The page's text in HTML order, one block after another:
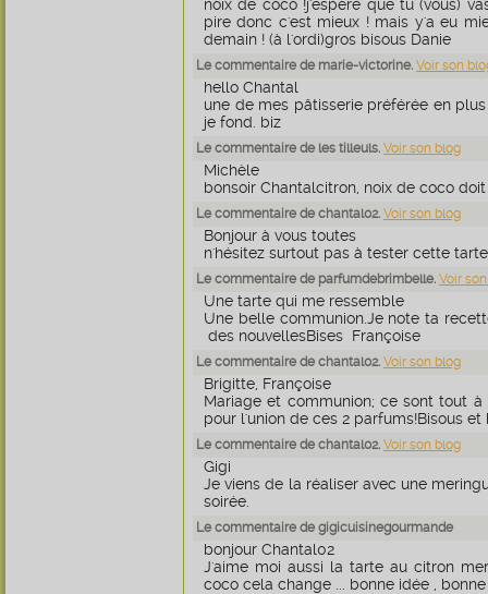
noix de coco !j'espère que tu (vous)
pire donc c'est mieux ! mais y'a eu
demain ! (à l'ordi)gros bisous Danie
Le commentaire de marie-victorine. Voir son
hello Chantal
une de mes pâtisserie préférée en
je fond. biz
Le commentaire de les tilleuls. Voir son blog
Michèle
bonsoir Chantalcitron, noix de coco
Le commentaire de chantal02. Voir son blog
Bonjour à vous toutes
n'hésitez surtout pas à tester cette
Le commentaire de parfumdebrimbelle. Voir
Une tarte qui me ressemble
Une belle communion.Je note ta
des nouvellesBises Françoise
Le commentaire de chantal02. Voir son blog
Brigitte, Françoise
Mariage et communion; ce sont tout
pour l'union de ces 2 parfums!Bisous
Le commentaire de chantal02. Voir son blog
Gigi
Je viens de la réaliser avec une
soirée.
Le commentaire de gigicuisinegourmande
bonjour Chantal02
J'aime moi aussi la tarte au citron
coco cela change ... bonne idée ,